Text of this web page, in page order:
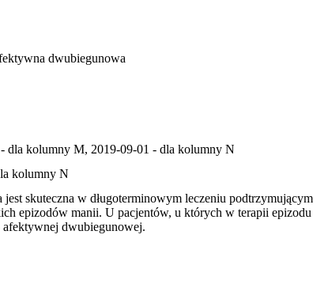
dwubiegunowa
dla kolumny M, 2019-09-01 - dla kolumny N
kolumny N
skuteczna w długoterminowym leczeniu
epizodów manii. U pacjentów, u których w terapii
dwubiegunowej.